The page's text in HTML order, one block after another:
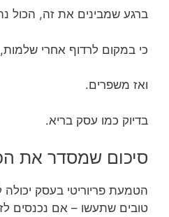
ברגע שמבינים את זה, הכול
כי במקום לרדוף אחרי
ואז משפרים.
בדיוק כמו עסק בריא.
סיכום שמסדר את
הטמעת פריוריטי בעסק
טובים שתעשו – אם נכנסים